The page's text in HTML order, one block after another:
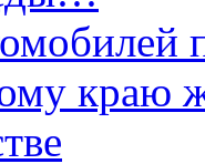
краю